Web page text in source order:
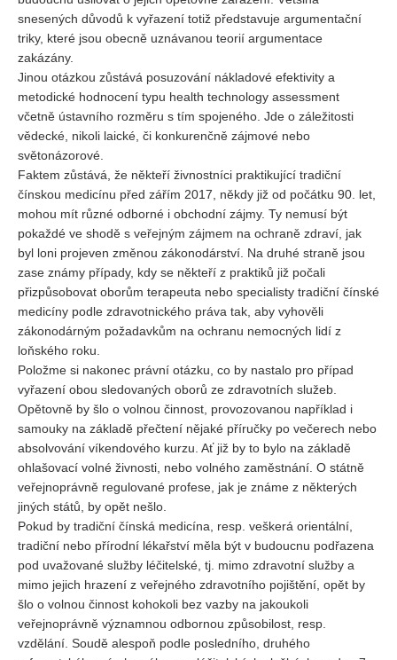
snesených důvodů k vyřazení totiž představuje argumentační
triky, které jsou obecně uznávanou teorií argumentace
zakázány.
Jinou otázkou zůstává posuzování nákladové efektivity a
metodické hodnocení typu health technology assessment
včetně ústavního rozměru s tím spojeného. Jde o záležitosti
vědecké, nikoli laické, či konkurenčně zájmové nebo
světonázorové.
Faktem zůstává, že někteří živnostníci praktikující tradiční
čínskou medicínu před zářím 2017, někdy již od počátku 90. let,
mohou mít různé odborné i obchodní zájmy. Ty nemusí být
pokaždé ve shodě s veřejným zájmem na ochraně zdraví, jak
byl loni projeven změnou zákonodárství. Na druhé straně jsou
zase známy případy, kdy se někteří z praktiků již počali
přizpůsobovat oborům terapeuta nebo specialisty tradiční čínské
medicíny podle zdravotnického práva tak, aby vyhověli
zákonodárným požadavkům na ochranu nemocných lidí z
loňského roku.
Položme si nakonec právní otázku, co by nastalo pro případ
vyřazení obou sledovaných oborů ze zdravotních služeb.
Opětovně by šlo o volnou činnost, provozovanou například i
samouky na základě přečtení nějaké příručky po večerech nebo
absolvování víkendového kurzu. Ať již by to bylo na základě
ohlašovací volné živnosti, nebo volného zaměstnání. O státně
veřejnoprávně regulované profese, jak je známe z některých
jiných států, by opět nešlo.
Pokud by tradiční čínská medicína, resp. veškerá orientální,
tradiční nebo přírodní lékařství měla být v budoucnu podřazena
pod uvažované služby léčitelské, tj. mimo zdravotní služby a
mimo jejich hrazení z veřejného zdravotního pojištění, opět by
šlo o volnou činnost kohokoli bez vazby na jakoukoli
veřejnoprávně významnou odbornou způsobilost, resp.
vzdělání. Soudě alespoň podle posledního, druhého